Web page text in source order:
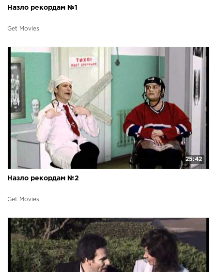
Назло рекордам №1
Get Movies
25:42
Назло рекордам №2
Get Movies